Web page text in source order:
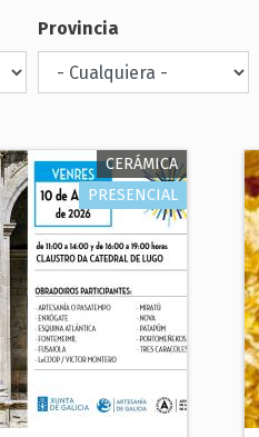
Provincia
CERÁMICA
PRESENCIAL